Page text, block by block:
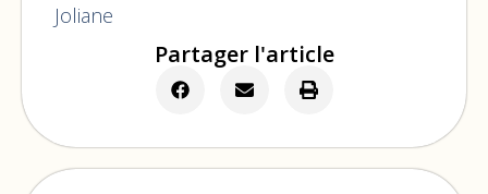
Joliane
Partager l'article